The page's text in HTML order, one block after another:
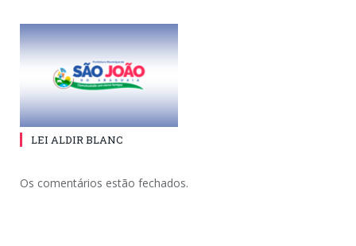
LEI ALDIR BLANC
Os comentários estão fechados.